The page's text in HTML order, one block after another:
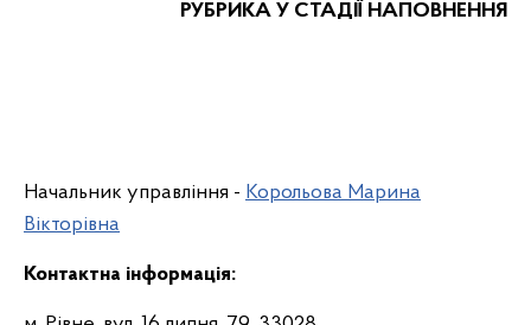
РУБРИКА У СТАДІЇ НАПОВНЕННЯ
Начальник управління - Корольова Марина
Вікторівна
Контактна інформація: